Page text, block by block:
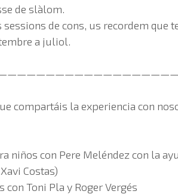
de slàlom.
de cons, us recordem que
a juliol.
compartáis la experiencia con
niños con Pere Meléndez con la
Costas)
Toni Pla y Roger Vergés